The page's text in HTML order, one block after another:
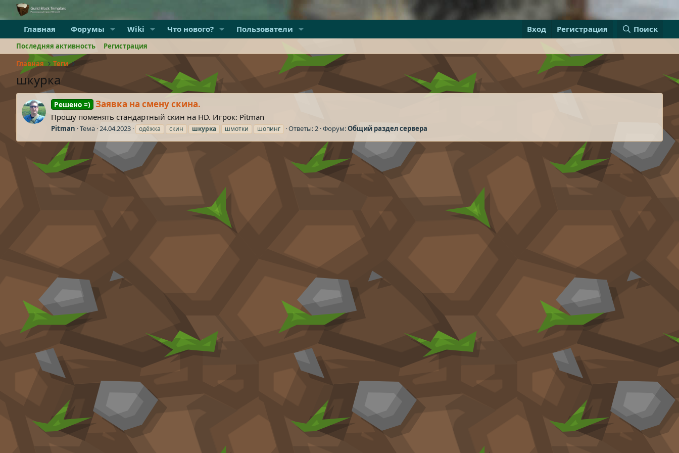
Главная Форумы Wiki Что нового? Пользователи Вход Регистрация Поиск
Последняя активность
Регистрация
Главная
Теги
шкурка
Решено =) Заявка на смену скина.
Прошу поменять стандартный скин на HD. Игрок: Pitman
Pitman Тема 24.04.2023 одёжка скин шкурка шмотки шопинг Ответы: 2 Форум:Общий раздел сервера